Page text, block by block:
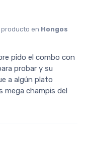
producto en Hongos
pido el combo con
probar y su
a algún plato
mega champis del